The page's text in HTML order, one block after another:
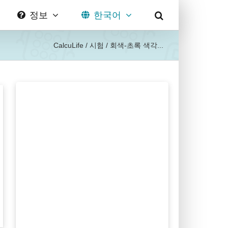
정보 한국어
CalcuLife / 시험 / 회색-초록 색각...